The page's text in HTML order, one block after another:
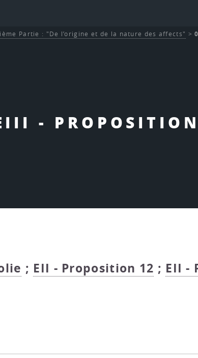
-
Partie : "De l’origine et de la nature des affects" >
; EII - Proposition 12 ; EII -